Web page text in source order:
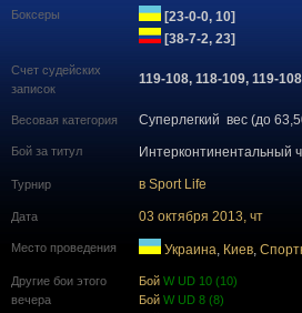
Боксеры
[23-0-0, 10]
[38-7-2, 23]
Счет судейских
записок
119-108, 118-109, 119-108
Весовая категория Суперлегкий вес (до
Бой за титул Интерконтинентальный
Турнир в Sport Life
Дата 03 октября 2013, чт
Место проведения Украина, Киев,
Другие бои этого
вечера
Бой W UD 10 (10)
Бой W UD 8 (8)